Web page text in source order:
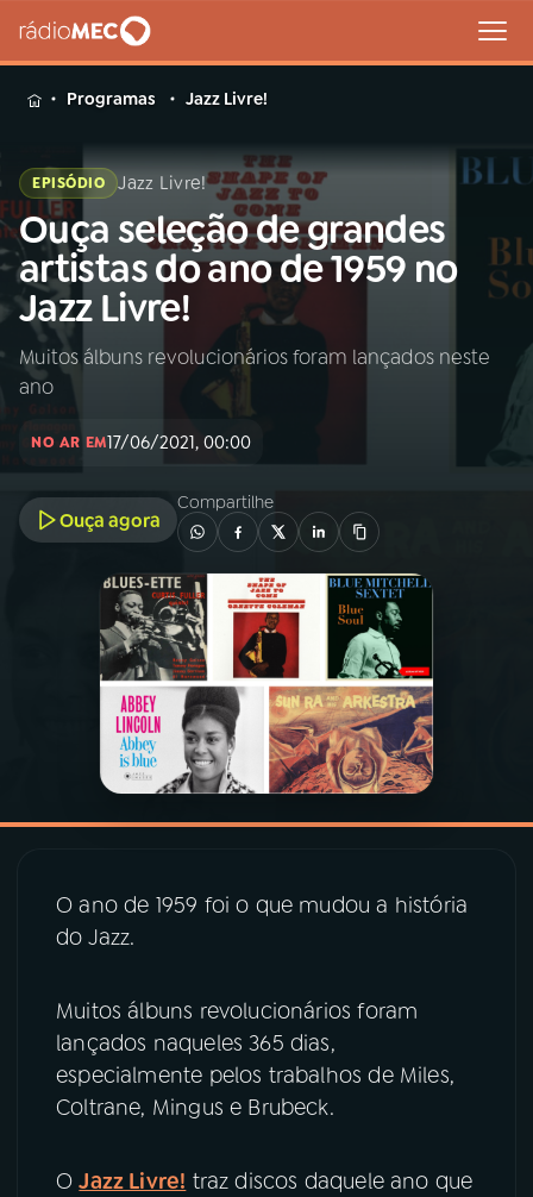
MENU
Buscar
na
Rádio
MEC
Buscar
Início AO VIVO
INÍCIO
A RÁDIO
PROGRAMAÇÃO
PROGRAMAS
PODCASTS
06VIDEOCASTS
07 ÚLTIMAS
ACOMPANHE A RÁDIO MEC
YouTube Facebook
Instagram X
Programas Jazz Livre!
EPISÓDIO Jazz Livre!
Ouça seleção de grandes
artistas do ano de 1959 no
Jazz Livre!
Muitos álbuns revolucionários foram lançados neste
ano
NO AR EM17/06/2021, 00:00
Ouça agora
Compartilhe
O ano de 1959 foi o que mudou a história
do Jazz.
Muitos álbuns revolucionários foram
lançados naqueles 365 dias,
especialmente pelos trabalhos de Miles,
Coltrane, Mingus e Brubeck.
OJazz Livre! traz discos daquele ano que